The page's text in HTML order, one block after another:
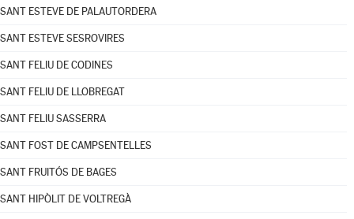
SANT ESTEVE DE PALAUTORDERA
SANT ESTEVE SESROVIRES
SANT FELIU DE CODINES
SANT FELIU DE LLOBREGAT
SANT FELIU SASSERRA
SANT FOST DE CAMPSENTELLES
SANT FRUITÓS DE BAGES
SANT HIPÒLIT DE VOLTREGÀ